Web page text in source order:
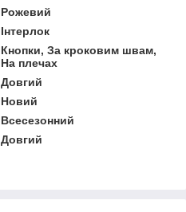
Рожевий
Інтерлок
Кнопки, За кроковим швам,
На плечах
Довгий
Новий
Всесезонний
Довгий